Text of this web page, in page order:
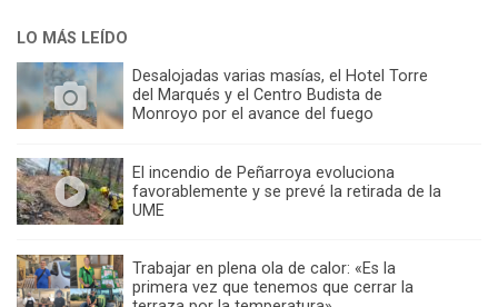
LO MÁS LEÍDO
Desalojadas varias masías, el Hotel Torre
del Marqués y el Centro Budista de
Monroyo por el avance del fuego
El incendio de Peñarroya evoluciona
favorablemente y se prevé la retirada de la
UME
Trabajar en plena ola de calor: «Es la
primera vez que tenemos que cerrar la